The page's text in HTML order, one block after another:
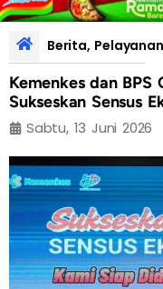
Berita,
Kemenkes dan BPS
Sukseskan Sensus
Sabtu, 13 Juni 2026